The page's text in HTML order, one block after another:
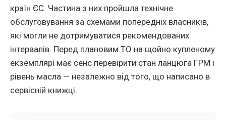
країн ЄС. Частина з них пройшла технiчне
обслуговування за схемами попереднiх власникiв,
якi могли не дотримуватися рекомендованих
iнтервалiв. Перед плановим ТО на щойно купленому
екземплярi має сенс перевiрити стан ланцюга ГРМ i
рiвень масла — незалежно вiд того, що написано в
сервiснiй книжцi.